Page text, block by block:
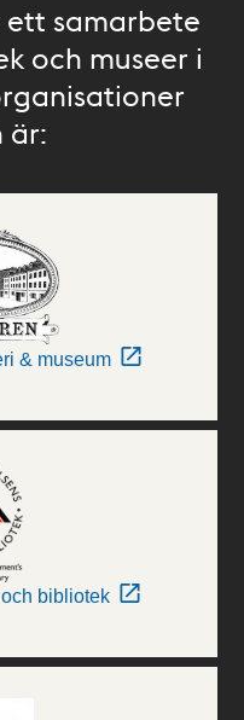
ett samarbete
och museer i
är:
& museum
bibliotek